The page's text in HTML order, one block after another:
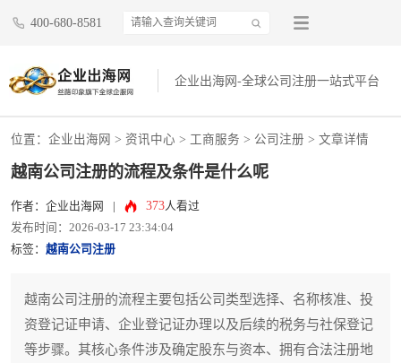
400-680-8581
企业出海网-全球公司注册一站式平台
位置： 企业出海网 > 资讯中心 > 工商服务 > 公司注册 > 文章详情
越南公司注册的流程及条件是什么呢
作者：企业出海网 373人看过
发布时间：2026-03-17 23:34:04
标签： 越南公司注册
越南公司注册的流程主要包括公司类型选择、名称核准、投
资登记证申请、企业登记证办理以及后续的税务与社保登记
等步骤。其核心条件涉及确定股东与资本、拥有合法注册地